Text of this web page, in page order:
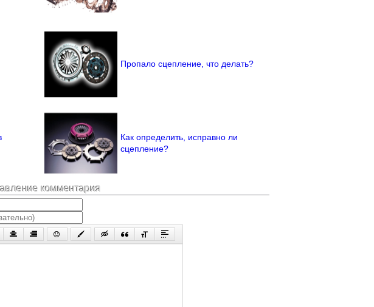
Пропало сцепление, что делать?
Как определить, исправно ли
сцепление?
комментария